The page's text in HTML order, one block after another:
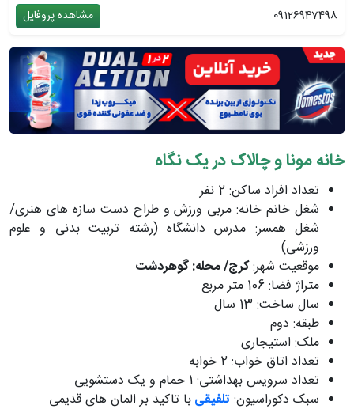
09126947498
مشاهده پروفایل
خانه مونا و چالاکدر یک نگاه
تعداد افراد ساکن: 2 نفر
شغل خانم خانه: مربی ورزش و طراح دست سازه های هنری/
شغل همسر: مدرس دانشگاه (رشته تربیت بدنی و علوم
ورزشی)
موقعیت شهر:کرج/ محله: گوهردشت
متراژ فضا: 106 متر مربع
سال ساخت: 13 سال
طبقه: دوم
ملک: استیجاری
تعداد اتاق خواب: 2 خوابه
تعداد سرویس بهداشتی: 1 حمام و یک دستشویی
سبک دکوراسیون: تلفیقیبا تاکید بر المان های قدیمی